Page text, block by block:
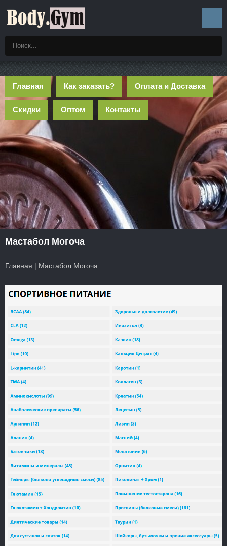
Главная Как заказать? Оплата и Доставка
Скидки Оптом Контакты
Мастабол Могоча
Главная | Мастабол Могоча